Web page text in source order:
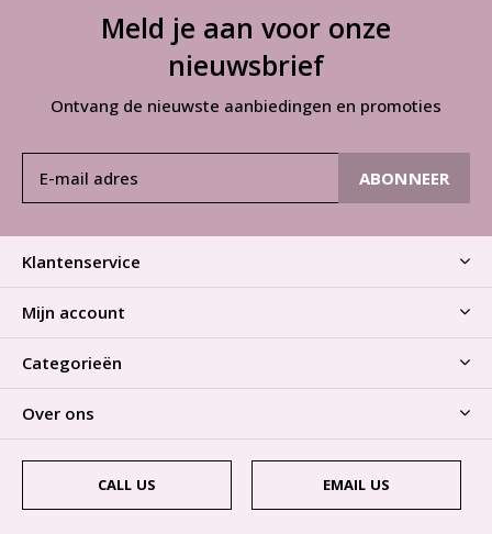
Meld je aan voor onze
nieuwsbrief
Ontvang de nieuwste aanbiedingen en promoties
ABONNEER
Klantenservice
Mijn account
Categorieën
Over ons
CALL US EMAIL US